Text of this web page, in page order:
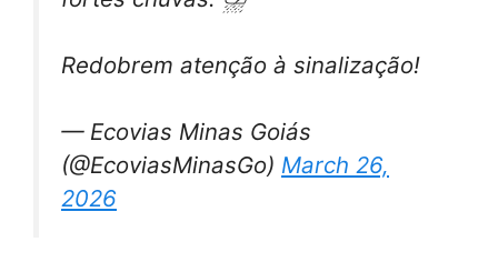
Redobrem atenção à sinalização!
— Ecovias Minas Goiás
(@EcoviasMinasGo) March 26,
2026